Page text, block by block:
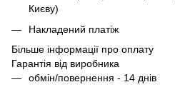
Києву)
Накладений платіж
Більше інформації про оплату
Гарантія від виробника
обмін/повернення - 14 днів